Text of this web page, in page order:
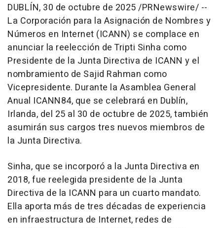
DUBLÍN, 30 de octubre de 2025/PRNewswire/ --
La Corporación para la Asignación de Nombres y
Números en Internet (ICANN) se complace en
anunciar la reelección de Tripti Sinha como
Presidente de la Junta Directiva de ICANN y el
nombramiento de Sajid Rahman como
Vicepresidente. Durante la Asamblea General
Anual ICANN84, que se celebrará en Dublín,
Irlanda, del 25 al 30 de octubre de 2025, también
asumirán sus cargos tres nuevos miembros de
la Junta Directiva.
Sinha, que se incorporó a la Junta Directiva en
2018, fue reelegida presidente de la Junta
Directiva de la ICANN para un cuarto mandato.
Ella aporta más de tres décadas de experiencia
en infraestructura de Internet, redes de